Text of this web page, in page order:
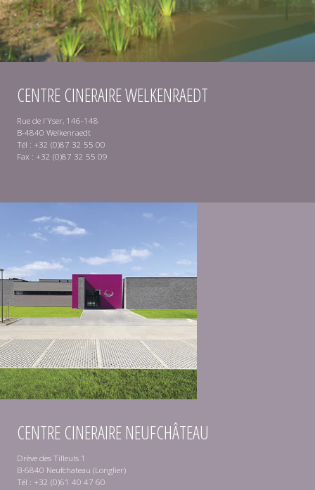
CENTRE CINERAIRE WELKENRAEDT
Rue de l'Yser, 146-148
B-4840 Welkenraedt
Tél : +32 (0)87 32 55 00
Fax : +32 (0)87 32 55 09
CENTRE CINERAIRE NEUFCHÂTEAU
Drève des Tilleuls 1
B-6840 Neufchateau (Longlier)
Tél : +32 (0)61 40 47 60